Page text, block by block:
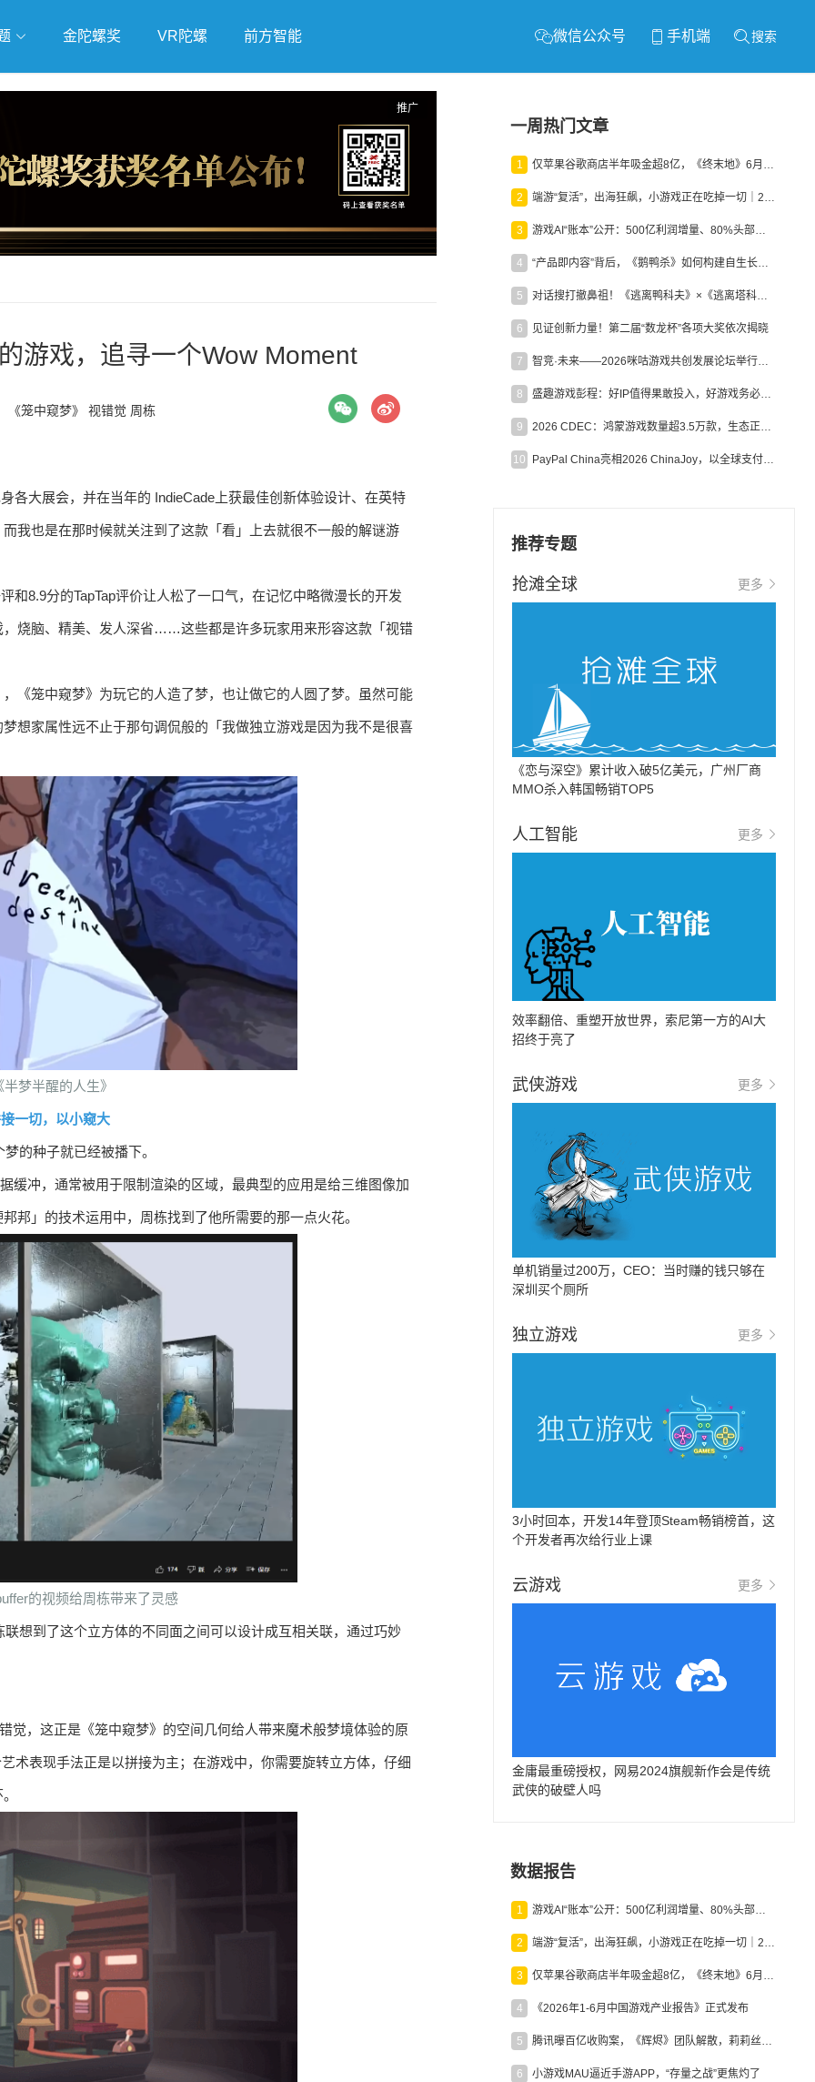
独立游戏 云游戏
金陀螺奖 VR陀螺 前方智能 微信公众号 手机端 搜索
推广
游戏，追寻一个Wow Moment
《笼中窥梦》 视错觉 周栋
各大展会，并在当年的 IndieCade上获最佳创新体验设计、在英特
我也是在那时候就关注到了这款「看」上去就很不一般的解谜游
和8.9分的TapTap评价让人松了一口气，在记忆中略微漫长的开发
烧脑、精美、发人深省……这些都是许多玩家用来形容这款「视错
《笼中窥梦》为玩它的人造了梦，也让做它的人圆了梦。虽然可能
想家属性远不止于那句调侃般的「我做独立游戏是因为我不是很喜
梦半醒的人生》
一切，以小窥大
的种子就已经被播下。
缓冲，通常被用于限制渲染的区域，最典型的应用是给三维图像加
」的技术运用中，周栋找到了他所需要的那一点火花。
的视频给周栋带来了灵感
想到了这个立方体的不同面之间可以设计成互相关联，通过巧妙
觉，这正是《笼中窥梦》的空间几何给人带来魔术般梦境体验的原
术表现手法正是以拼接为主；在游戏中，你需要旋转立方体，仔细
一周热门文章
1 仅苹果谷歌商店半年吸金超8亿，《终末地》6月份收入显著回暖
2 端游“复活”，出海狂飙，小游戏正在吃掉一切｜2026上半年产业报告
3 游戏AI“账本”公开：500亿利润增量、80%头部入局，谁在闷声发财？
4 “产品即内容”背后，《鹅鸭杀》如何构建自生长生态？
5 对话搜打撤鼻祖！《逃离鸭科夫》×《逃离塔科夫》官方线下沙龙落幕
6 见证创新力量！第二届“数龙杯”各项大奖依次揭晓
7 智竞·未来——2026咪咕游戏共创发展论坛举行：聚力精品内容、AI创作与电竞生态，共建高品质益智健康游戏社区
8 盛趣游戏彭程：好IP值得果敢投入，好游戏务必长效经营
9 2026 CDEC：鸿蒙游戏数量超3.5万款，生态正循环加速产业高质量发展
10 PayPal China亮相2026 ChinaJoy，以全球支付能力助力中国游戏企业深化全球运营
推荐专题
抢滩全球 更多
《恋与深空》累计收入破5亿美元，广州厂商
MMO杀入韩国畅销TOP5
人工智能 更多
效率翻倍、重塑开放世界，索尼第一方的AI大
招终于亮了
武侠游戏 更多
单机销量过200万，CEO：当时赚的钱只够在
深圳买个厕所
独立游戏 更多
3小时回本，开发14年登顶Steam畅销榜首，这
个开发者再次给行业上课
云游戏 更多
金庸最重磅授权，网易2024旗舰新作会是传统
武侠的破壁人吗
数据报告
1 游戏AI“账本”公开：500亿利润增量、80%头部入局，谁在闷声发财？
2 端游“复活”，出海狂飙，小游戏正在吃掉一切｜2026上半年产业报告
3 仅苹果谷歌商店半年吸金超8亿，《终末地》6月份收入显著回暖
4 《2026年1-6月中国游戏产业报告》正式发布
5 腾讯曝百亿收购案，《辉烬》团队解散，莉莉丝新作曝光｜陀螺周报
6 小游戏MAU逼近手游APP，“存量之战”更焦灼了